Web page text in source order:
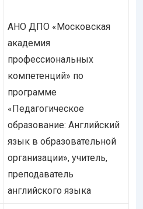
АНО ДПО «Московская
академия
профессиональных
компетенций» по
программе
«Педагогическое
образование: Английский
язык в образовательной
организации», учитель,
преподаватель
английского языка